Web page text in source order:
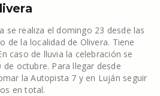
se realiza el domingo 23 desde las
de la localidad de Olivera. Tiene
caso de lluvia la celebración se
octubre. Para llegar desde
la Autopista 7 y en Luján seguir
en total.